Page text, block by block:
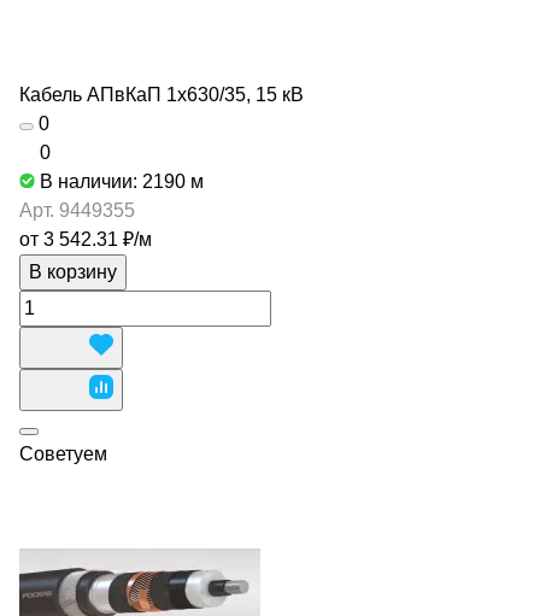
Кабель АПвКаП 1х630/35, 15 кВ
0
0
В наличии: 2190 м
Арт. 9449355
от 3 542.31 ₽/м
В корзину
Советуем